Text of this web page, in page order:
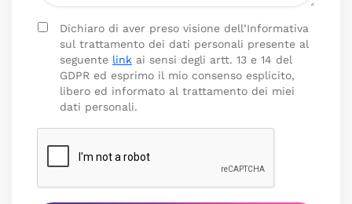
Dichiaro di aver preso visione dell’Informativa
sul trattamento dei dati personali presente al
seguente link ai sensi degli artt. 13 e 14 del
GDPR ed esprimo il mio consenso esplicito,
libero ed informato al trattamento dei miei
dati personali.